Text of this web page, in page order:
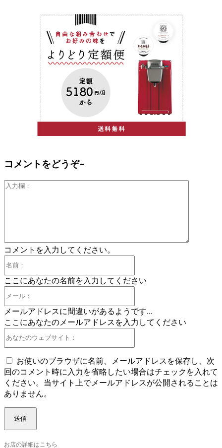
コメントをどうぞ~
コメントを入力してください。
ここにあなたの名前を入力してください
ル：
メールアドレスに間違いがあるようです...
ここにあなたのメールアドレスを入力してください
の
ウ
ェ
お使いのブラウザに名前、メールアドレスを保存し、次
回のコメント時に入力を省略したい場合はチェックを入れて
ください。当サイト上でメールアドレスが公開されることは
ありません。
お店の詳細はこちら